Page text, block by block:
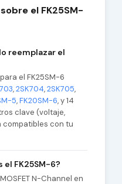
el FK25SM-
reemplazar el
el FK25SM-6
,2SK704,2SK705,
5,FK20SM-6, y 14
clave (voltaje,
compatibles con tu
FK25SM-6?
N-Channel en